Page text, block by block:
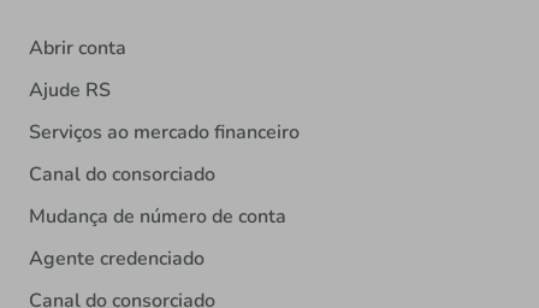
Abrir conta
Ajude RS
Serviços ao mercado financeiro
Canal do consorciado
Mudança de número de conta
Agente credenciado
Canal do consorciado